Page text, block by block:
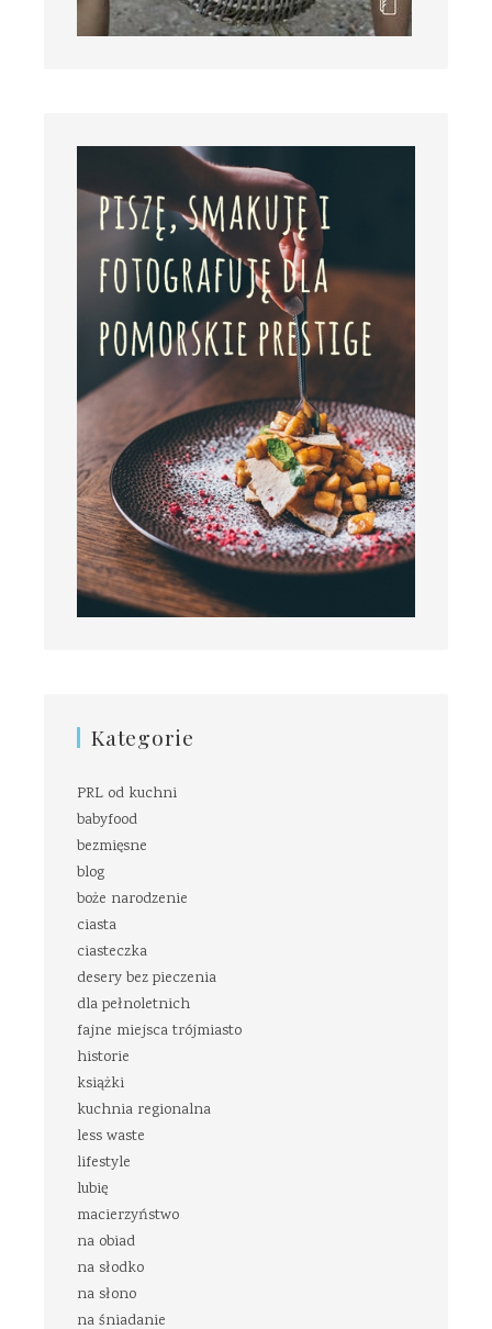
Kategorie
PRL od kuchni
babyfood
bezmięsne
blog
boże narodzenie
ciasta
ciasteczka
desery bez pieczenia
dla pełnoletnich
fajne miejsca trójmiasto
historie
książki
kuchnia regionalna
less waste
lifestyle
lubię
macierzyństwo
na obiad
na słodko
na słono
na śniadanie